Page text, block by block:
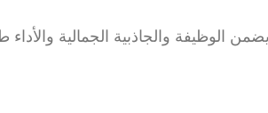
والجاذبية الجمالية والأداء